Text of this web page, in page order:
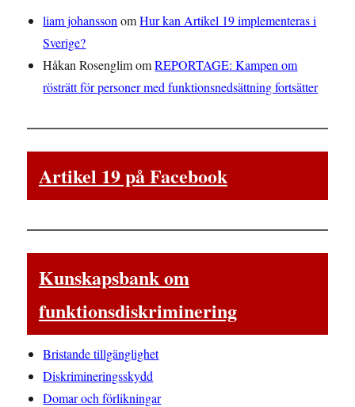
liam johanssonomHur kan Artikel 19 implementeras i
Sverige?
Håkan RosenglimomREPORTAGE: Kampen om
rösträtt för personer med funktionsnedsättning fortsätter
Artikel 19 på Facebook
Kunskapsbank om
funktionsdiskriminering
Bristande tillgänglighet
Diskrimineringsskydd
Domar och förlikningar